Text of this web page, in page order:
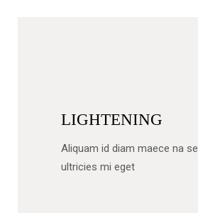
LIGHTENING
Aliquam id diam maece na se
ultricies mi eget